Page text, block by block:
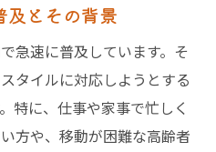
及とその背景
急速に普及しています。そ
タイルに対応しようとする
特に、仕事や家事で忙しく
方や、移動が困難な高齢者